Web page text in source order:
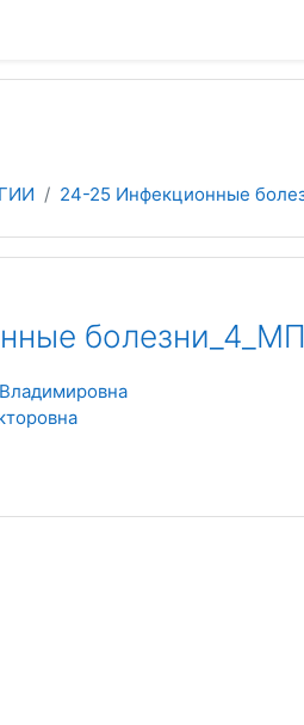
24-25 Инфекционные